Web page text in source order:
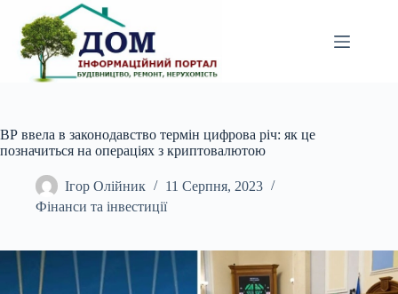
вмісту
ВР ввела в законодавство термін цифрова річ: як це
позначиться на операціях з криптовалютою
Ігор Олійник
11 Серпня, 2023
Фінанси та інвестиції